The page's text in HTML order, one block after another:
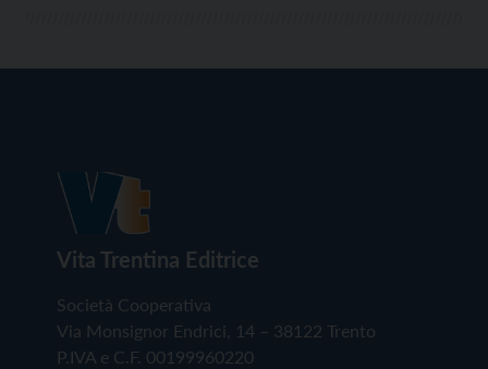
Vita Trentina Editrice
Società Cooperativa
Via Monsignor Endrici, 14 – 38122 Trento
P.IVA e C.F. 00199960220